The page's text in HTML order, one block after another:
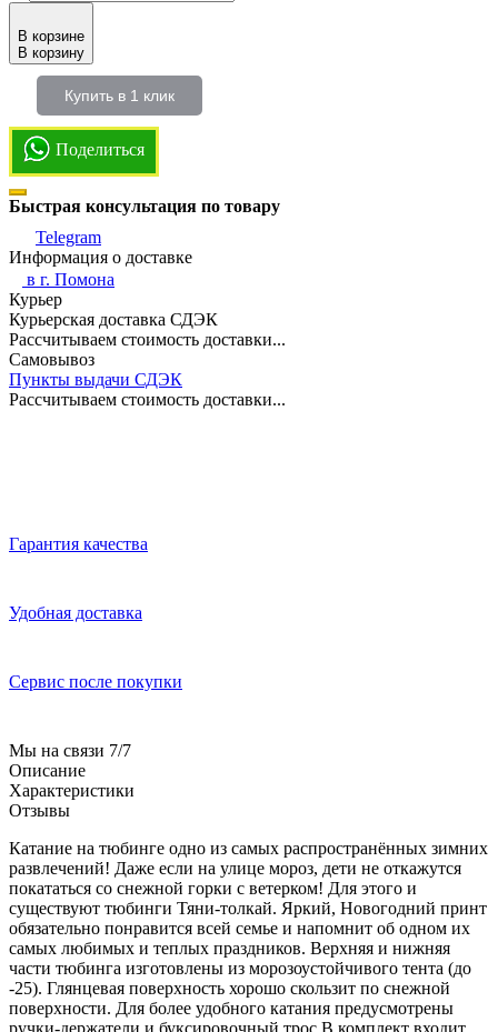
В корзине
В корзину
Купить в 1 клик
Поделиться
Быстрая консультация по товару
Telegram
Информация о доставке
в г. Помона
Курьер
Курьерская доставка СДЭК
Рассчитываем стоимость доставки...
Самовывоз
Пункты выдачи СДЭК
Рассчитываем стоимость доставки...
Гарантия качества
Удобная доставка
Сервис после покупки
Мы на связи 7/7
Описание
Характеристики
Отзывы
Катание на тюбинге одно из самых распространённых зимних
развлечений! Даже если на улице мороз, дети не откажутся
покататься со снежной горки с ветерком! Для этого и
существуют тюбинги Тяни-толкай. Яркий, Новогодний принт
обязательно понравится всей семье и напомнит об одном их
самых любимых и теплых праздников. Верхняя и нижняя
части тюбинга изготовлены из морозоустойчивого тента (до
-25). Глянцевая поверхность хорошо скользит по снежной
поверхности. Для более удобного катания предусмотрены
ручки-держатели и буксировочный трос.В комплект входит